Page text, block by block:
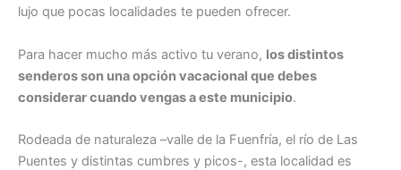
lujo que pocas localidades te pueden ofrecer.
Para hacer mucho más activo tu verano, los distintos
senderos son una opción vacacional que debes
considerar cuando vengas a este municipio.
Rodeada de naturaleza –valle de la Fuenfría, el río de Las
Puentes y distintas cumbres y picos-, esta localidad es